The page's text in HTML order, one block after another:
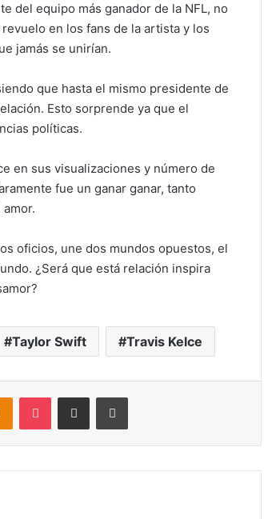
del equipo más ganador de la NFL, no
en los fans de la artista y los
jamás se unirían.
que hasta el mismo presidente de
Esto sorprende ya que el
políticas.
en sus visualizaciones y número de
fue un ganar ganar, tanto
oficios, une dos mundos opuestos, el
¿Será que está relación inspira
Taylor Swift Travis Kelce
Odnoklassniki
Pocket Share via Email Print